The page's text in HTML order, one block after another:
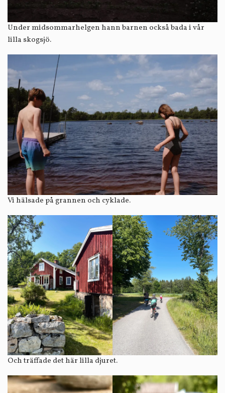
Under midsommarhelgen hann barnen också bada i vår
lilla skogsjö.
Vi hälsade på grannen och cyklade.
Och träffade det här lilla djuret.